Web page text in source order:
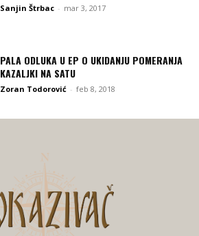
Sanjin Štrbac - mar 3, 2017
PALA ODLUKA U EP O UKIDANJU POMERANJA
KAZALJKI NA SATU
Zoran Todorović - feb 8, 2018